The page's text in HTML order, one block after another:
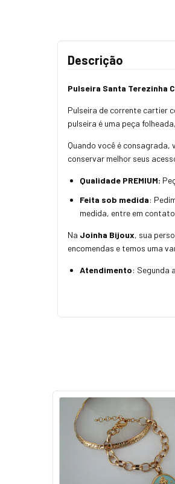
Descrição
Pulseira Santa Terezinha
Pulseira de corrente cartier
pulseira é uma peça
Quando você é consagrada,
conservar melhor seus
Qualidade PREMIUM:
Feita sob medida:
medida, entre em
Na Joinha Bijoux, sua
encomendas e temos uma
Atendimento: Segunda